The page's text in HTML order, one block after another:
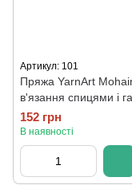
Артикул: 101
Пряжа YarnArt
в'язання спицями і
152 грн
В наявності